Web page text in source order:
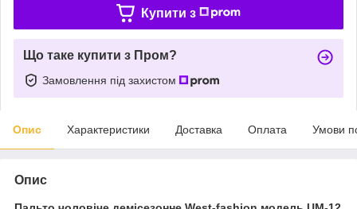
Купити з
Що таке купити з Пром?
Замовлення під захистом
Опис Характеристики Доставка Оплата Умови
Опис